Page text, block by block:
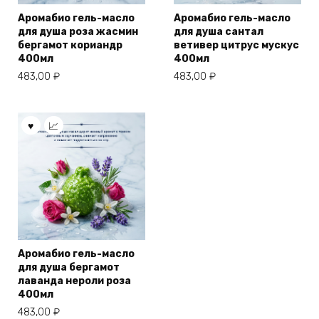
Аромабио гель-масло
для душа роза жасмин
бергамот кориандр
400мл
483,00 ₽
Аромабио гель-масло
для душа сантал
ветивер цитрус мускус
400мл
483,00 ₽
Аромабио гель-масло
для душа бергамот
лаванда нероли роза
400мл
483,00 ₽